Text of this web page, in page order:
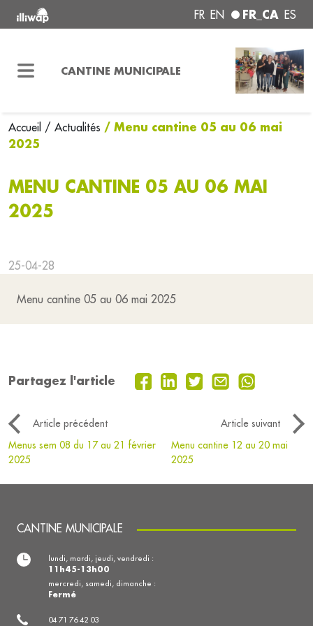
FR EN FR_CA ES
CANTINE MUNICIPALE
Accueil / Actualités / Menu cantine 05 au 06 mai
2025
MENU CANTINE 05 AU 06 MAI
2025
25-04-28
Menu cantine 05 au 06 mai 2025
Partagez l'article
Article précédent
Article suivant
Menus sem 08 du 17 au 21 février
2025
Menu cantine 12 au 20 mai
2025
CANTINE MUNICIPALE
04 71 76 42 03
lundi, mardi, jeudi, vendredi :
11h45-13h00
mercredi, samedi, dimanche :
Fermé